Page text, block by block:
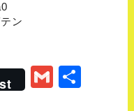
ン
Gmail